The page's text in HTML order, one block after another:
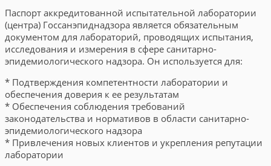
Паспорт аккредитованной испытательной лаборатории
(центра) Госсанэпиднадзора является обязательным
документом для лабораторий, проводящих испытания,
исследования и измерения в сфере санитарно-
эпидемиологического надзора. Он используется для:
* Подтверждения компетентности лаборатории и
обеспечения доверия к ее результатам
* Обеспечения соблюдения требований
законодательства и нормативов в области санитарно-
эпидемиологического надзора
* Привлечения новых клиентов и укрепления репутации
лаборатории